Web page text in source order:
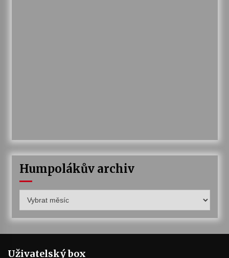
Humpolákův archiv
archiv
Uživatelský box